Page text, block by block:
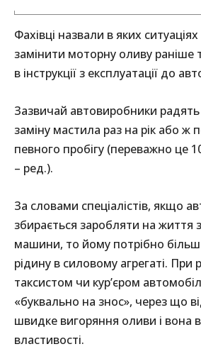
Фахівці назвали в яких
замінити моторну оливу раніше
в інструкції з експлуатації до
Зазвичай автовиробники
заміну мастила раз на рік або ж
певного пробігу (переважно це
– ред.).
За словами спеціалістів, якщо
збирається заробляти на життя
машини, то йому потрібно
рідину в силовому агрегаті. При
таксистом чи кур’єром
«буквально на знос», через що
швидке вигоряння оливи і вона
властивості.